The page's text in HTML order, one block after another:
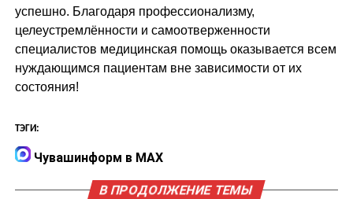
успешно. Благодаря профессионализму,
целеустремлённости​ и самоотверженности
специалистов медицинская помощь оказывается всем
нуждающимся пациентам вне зависимости от их
состояния!
ТЭГИ:
Чувашинформ в MAX
В ПРОДОЛЖЕНИЕ ТЕМЫ